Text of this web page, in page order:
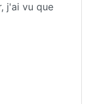
j'ai vu que